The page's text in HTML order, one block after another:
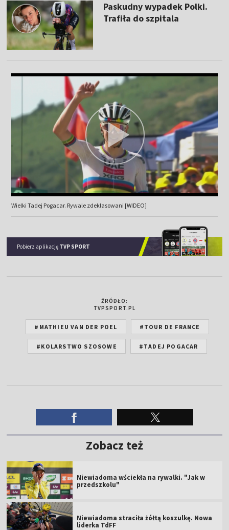
Paskudny wypadek Polki.
Trafiła do szpitala
Wielki Tadej Pogacar. Rywale zdeklasowani [WIDEO]
Pobierz aplikację TVP SPORT
ŹRÓDŁO:
TVPSPORT.PL
#MATHIEU VAN DER POEL #TOUR DE FRANCE
#KOLARSTWO SZOSOWE #TADEJ POGACAR
Zobacz też
Niewiadoma wściekła na rywalki. "Jak w
przedszkolu"
Niewiadoma straciła żółtą koszulkę. Nowa
liderka TdFF